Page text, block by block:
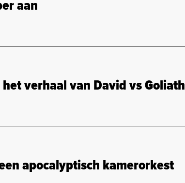
aan
verhaal van David vs Goliath
apocalyptisch kamerorkest